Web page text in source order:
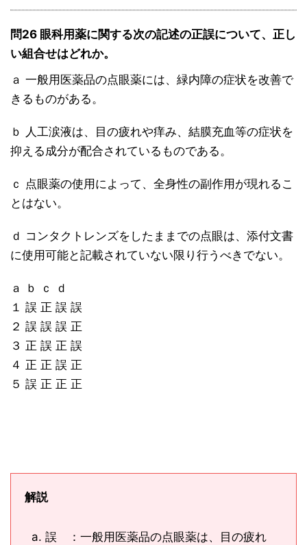
問26 眼科用薬に関する次の記述の正誤について、正し
い組合せはどれか。
ａ 一般用医薬品の点眼薬には、緑内障の症状を改善で
きるものがある。
ｂ 人工涙液は、目の疲れや痒み、結膜充血等の症状を
抑える成分が配合されているものである。
ｃ 点眼薬の使用によって、全身性の副作用が現れるこ
とはない。
ｄ コンタクトレンズをしたままでの点眼は、添付文書
に使用可能と記載されていない限り行うべきでない。
ａ ｂ ｃ ｄ
１ 誤 正 誤 誤
２ 誤 誤 誤 正
３ 正 誤 正 誤
４ 正 正 誤 正
５ 誤 正 正 正
解説
誤 ：一般用医薬品の点眼薬は、目の疲れ